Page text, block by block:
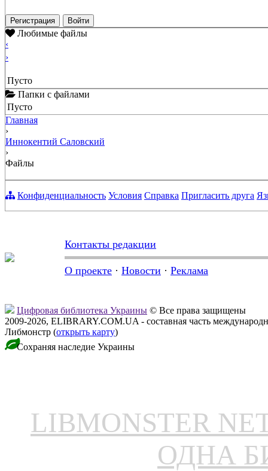
Регистрация Войти
Любимые файлы
‹
›
Пусто
Папки с файлами
Пусто
Главная
›
Иннокентий Саловский
›
Файлы
Конфиденциальность Условия Справка Пригласить друга
Контакты редакции
О проекте · Новости · Реклама
Цифровая библиотека Украины © Все права защищены
2009-2026, ELIBRARY.COM.UA - составная часть
Либмонстр (открыть карту)
Сохраняя наследие Украины
LIBMONSTER
ОДНА